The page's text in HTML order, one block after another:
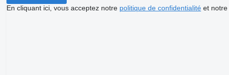
En cliquant ici, vous acceptez notre politique de confidentialitéet notre